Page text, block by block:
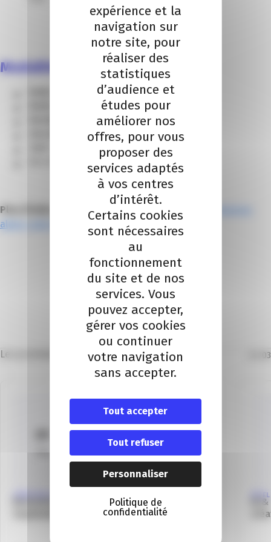
Modalités pratiques :
: mercredi 18 et jeudi 19 mars 2026.
: 7 heures réparties sur 2 matinées.
: 09h00 – 12h30 (accueil : 08h30).
Lieu de la formation :en distanciel (via Teams).
: 590 € net de taxe par personne.
Nos formations sont certifiées Qualiopi.
Plus d’infos sur :
https://www.calameo.com/cci-provence-
alpes-cote-dazur/read/004852100ae5229efb07f
Je m'inscris
Les prochains évènements 03
Rencontres de la création d’entreprise –
Septembre à Grasse
IA
expérience et la
navigation sur
notre site, pour
réaliser des
statistiques
d’audience et
études pour
améliorer nos
offres, pour vous
proposer des
services adaptés
à vos centres
d’intérêt.
Certains cookies
sont nécessaires
au
fonctionnement
du site et de nos
services. Vous
pouvez accepter,
gérer vos cookies
ou continuer
votre navigation
sans accepter.
Tout accepter
Tout refuser
Personnaliser
Politique de
confidentialité